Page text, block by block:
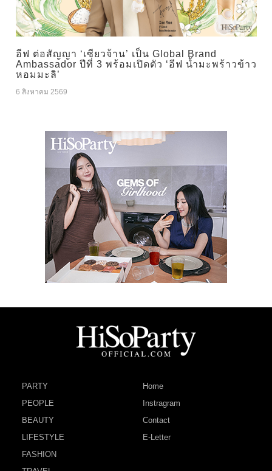
อีฟ ต่อสัญญา ‘เซียวจ้าน’ เป็น Global Brand
Ambassador ปีที่ 3 พร้อมเปิดตัว ‘อีฟ น้ำมะพร้าวข้าว
หอมมะลิ’
6 สิงหาคม 2569
PARTY
PEOPLE
BEAUTY
LIFESTYLE
FASHION
Home
Instragram
Contact
E-Letter